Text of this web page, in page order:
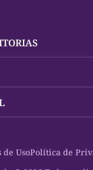
de UsoPolítica de